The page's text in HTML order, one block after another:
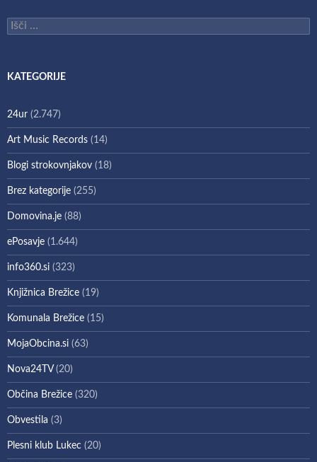
Išči:
KATEGORIJE
24ur (2.747)
Art Music Records (14)
Blogi strokovnjakov (18)
Brez kategorije (255)
Domovina.je (88)
ePosavje (1.644)
info360.si (323)
Knjižnica Brežice (19)
Komunala Brežice (15)
MojaObcina.si (63)
Nova24TV(20)
Občina Brežice (320)
Obvestila (3)
Plesni klub Lukec (20)